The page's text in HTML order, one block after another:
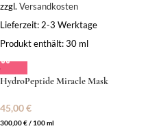
zzgl. Versandkosten
Lieferzeit: 2-3 Werktage
Produkt enthält: 30 ml
HydroPeptide Miracle Mask
45,00€
300,00€/ 100ml